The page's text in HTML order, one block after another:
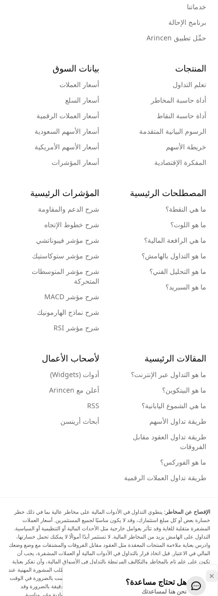
خدماتنا
برنامج الإحالة
حمِّل تطبيق Arincen
المنتجات
تعلم التداول
أداة حاسبة المخاطر
أداة حاسبة النقاط
الرسوم البيانية المتقدمة
خريطة الأسهم
المفكرة الإقتصادية
بيانات السوق
أسعار العملات
أسعار السلع
أسعار العملات الرقمية
أسعار الأسهم السعودية
أسعار الأسهم الأمريكية
أسعار المؤشرات
المصطلحات الرئيسية
ما هي النقطة؟
ما هو اللوت؟
ما هي الرافعة المالية؟
ما هو التداول بالهامش؟
ما هو التحليل الفني؟
ما هو السبريد؟
المؤشرات الرئيسية
شرح الدعم والمقاومة
شرح خطوط الإتجاه
شرح مؤشر فيبوناتشي
شرح مؤشر ستوكاستيك
شرح مؤشر المتوسطات
المتحركة
شرح مؤشر MACD
شرح نماذج الهارمونيك
شرح مؤشر RSI
المقالات الرئيسية
ما هو التداول عبر الإنترنت؟
ما هو البيتكوين؟
ما هي الشموع اليابانية؟
طريقة تداول الأسهم
طريقة تداول العقود مقابل
الفروقات
ما هو الفوركس؟
طريقة تداول العملات الرقمية
لأصحاب الأعمال
أدوات (Widgets)
أعلن مع Arincen
RSS
أبحاث أرينسن
الإفصاح عن المخاطر: ينطوي التداول في الأدوات المالية على مخاطر عالية بما في ذلك خطر
خسارة بعض أو كل مبلغ استثمارك، وقد لا يكون مناسبًا لجميع المستثمرين. أسعار العملات
المشفرة متقلبة للغاية وقد تتأثر بعوامل خارجية مثل الأحداث المالية أو التنظيمية أو السياسية.
التداول على الهامش يزيد من المخاطر المالية. لا تستثمر أبدًا أموالًا لا يمكنك تحمل خسارتها،
وادرس بعناية ملاءمة المنتجات المعقدة مثل العقود مقابل الفروقات والمشتقات مع وضع وضعك
المالي في الاعتبار. قبل اتخاذ قرار بالتداول في الأدوات المالية أو العملات المشفرة، يجب أن
تكون على علم تام بالمخاطر والتكاليف المرتبطة بالتداول في الأسواق المالية، وأن تفكر بعناية
في أهدافك الاستثمارية ومستوى خبرتك ورغبتك في المخاطرة، وأن تطلب المشورة المهنية عند
الحاجة. تود Arincen أن تذكرك بأن البيانات الواردة في هذا الموقع ليست بالضرورة في الوقت
الفعلي وليست دقيقة. البيانات والأسعار الموجودة على الموقع ليست دقيقة بالضرورة وقد
تختلف عن السعر الفعلي في أي سوق معينة، مما يعني أن الأسعار إرشادية وغير مناسبة
هل تحتاج مساعدة؟
نحن هنا لمساعدتك